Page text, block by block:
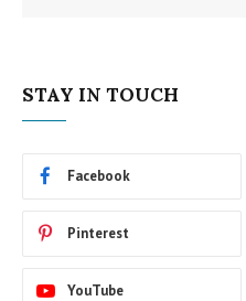
STAY IN TOUCH
Facebook
Pinterest
YouTube